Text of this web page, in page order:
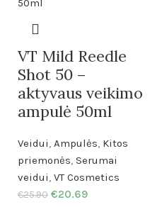
VT Mild Reedle
Shot 50 –
aktyvaus veikimo
ampulė 50ml
Veidui, Ampulės, Kitos
priemonės, Serumai
veidui, VT Cosmetics
€25.90 €20.69